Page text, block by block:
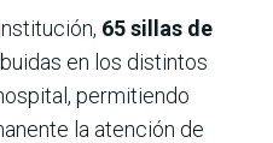
65 sillas de
en los distintos
permitiendo
la atención de